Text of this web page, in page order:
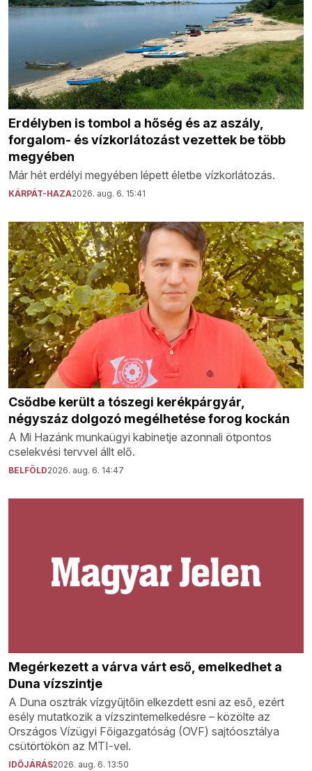
Erdélyben is tombol a hőség és az aszály,
forgalom- és vízkorlátozást vezettek be több
megyében
Már hét erdélyi megyében lépett életbe vízkorlátozás.
KÁRPÁT-HAZA2026. aug. 6. 15:41
Csődbe került a tószegi kerékpárgyár,
négyszáz dolgozó megélhetése forog kockán
A Mi Hazánk munkaügyi kabinetje azonnali ötpontos
cselekvési tervvel állt elő.
BELFÖLD2026. aug. 6. 14:47
Megérkezett a várva várt eső, emelkedhet a
Duna vízszintje
A Duna osztrák vízgyűjtőin elkezdett esni az eső, ezért
esély mutatkozik a vízszintemelkedésre – közölte az
Országos Vízügyi Főigazgatóság (OVF) sajtóosztálya
csütörtökön az MTI-vel.
IDŐJÁRÁS2026. aug. 6. 13:50